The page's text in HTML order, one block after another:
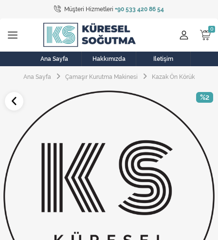
Müşteri Hizmetleri +90 533 420 86 54
Tüm Kategoriler
Bulaşık Makinesi
Buzdolabı
Çamaşır Kurutma Makinesi
Elektrikli Aksamlar
Elektrikli Süpürge
Fan
Fırın, Ocak ve Aspiratör
Ana Sayfa Hakkımızda İletişim
Ana Sayfa Çamaşır Kurutma Makinesi Kazak Ön Körük
%2